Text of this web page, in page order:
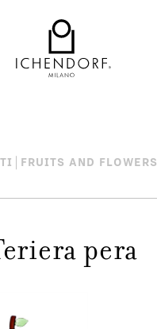
FRUITS AND FLOWERS
pera